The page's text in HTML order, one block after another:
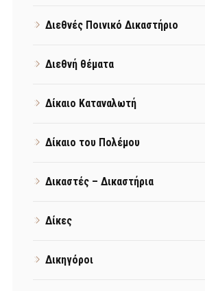
Διεθνές Ποινικό Δικαστήριο
Διεθνή θέματα
Δίκαιο Καταναλωτή
Δίκαιο του Πολέμου
Δικαστές – Δικαστήρια
Δίκες
Δικηγόροι